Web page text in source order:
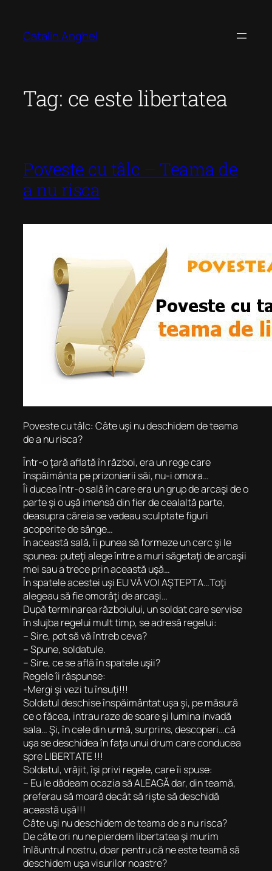
content
Catalin Anghel
Tag: ce este libertatea
Poveste cu tâlc – Teama de
a nu risca
Poveste cu tâlc: Câte uşi nu deschidem de teama
de a nu risca?
Într-o ţară aflată în război, era un rege care
înspăimânta pe prizonierii săi, nu-i omora…
Îi ducea într-o sală în care era un grup de arcaşi de o
parte şi o uşă imensă din fier de cealaltă parte,
deasupra căreia se vedeau sculptate figuri
acoperite de sânge…
În această sală, îi punea să formeze un cerc şi le
spunea: puteţi alege între a muri săgetaţi de arcaşii
mei sau a trece prin această uşă…
În spatele acestei uşi EU VĂ VOI AŞTEPTA…Toţi
alegeau să fie omorâţi de arcaşi…
După terminarea războiului, un soldat care servise
în slujba regelui mult timp, se adresă regelui:
– Sire, pot să vă întreb ceva?
– Spune, soldatule.
– Sire, ce se află în spatele uşii?
Regele îi răspunse:
-Mergi şi vezi tu însuţi!!!
Soldatul deschise înspăimântat uşa şi, pe măsură
ce o făcea, intrau raze de soare şi lumina invadă
sala… Şi, în cele din urmă, surprins, descoperi…că
uşa se deschidea în faţa unui drum care conducea
spre LIBERTATE !!!
Soldatul, vrăjit, îşi privi regele, care îi spuse:
– Eu le dădeam ocazia să ALEAGĂ dar, din teamă,
preferau să moară decât să rişte să deschidă
această uşă!!!
Câte uşi nu deschidem de teama de a nu risca?
De câte ori nu ne pierdem libertatea şi murim
înlăuntrul nostru, doar pentru că ne este teamă să
deschidem uşa visurilor noastre?